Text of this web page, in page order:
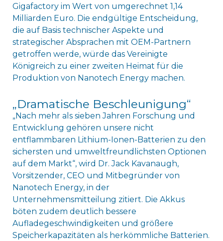
Gigafactory im Wert von umgerechnet 1,14
Milliarden Euro. Die endgültige Entscheidung,
die auf Basis technischer Aspekte und
strategischer Absprachen mit OEM-Partnern
getroffen werde, würde das Vereinigte
Königreich zu einer zweiten Heimat für die
Produktion von Nanotech Energy machen.
„Dramatische Beschleunigung“
„Nach mehr als sieben Jahren Forschung und
Entwicklung gehören unsere nicht
entflammbaren Lithium-Ionen-Batterien zu den
sichersten und umweltfreundlichsten Optionen
auf dem Markt“, wird Dr. Jack Kavanaugh,
Vorsitzender, CEO und Mitbegründer von
Nanotech Energy, in der
Unternehmensmitteilung zitiert. Die Akkus
böten zudem deutlich bessere
Aufladegeschwindigkeiten und größere
Speicherkapazitäten als herkömmliche Batterien.